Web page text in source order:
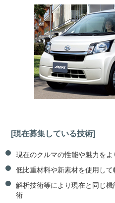
[現在募集している技術]
現在のクルマの性能や魅力を
低比重材料や新素材を使用し
解析技術等により現在と同じ
術